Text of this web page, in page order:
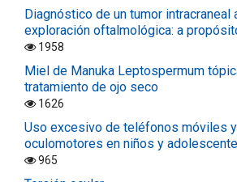
Diagnóstico de un tumor intracraneal
exploración oftalmológica: a
1958
Miel de Manuka Leptospermum
tratamiento de ojo seco
1626
Uso excesivo de teléfonos móviles
oculomotores en niños y
965